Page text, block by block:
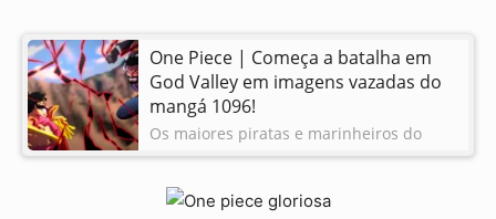
One Piece | Começa a batalha em
God Valley em imagens vazadas do
mangá 1096!
Os maiores piratas e marinheiros do
mundo reunidos! Veja como foi o início
do Incidente em God Valley em imagens
vazadas do capítulo 1096 do mangá de
25/10/2023